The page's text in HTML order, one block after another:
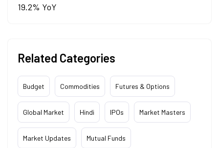
19.2% YoY
Related Categories
Budget Commodities Futures & Options
Global Market Hindi IPOs Market Masters
Market Updates Mutual Funds